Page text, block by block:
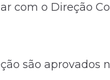
com o Direção
são aprovados